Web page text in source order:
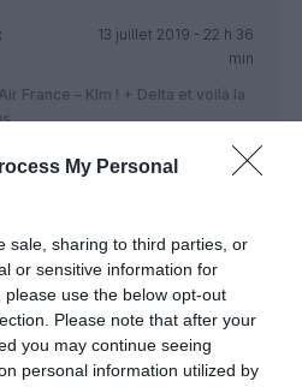
My Personal
sale, sharing to third parties, or
or sensitive information for
use the below opt-out
Please note that after your
you may continue seeing
personal information utilized by
13 juillet 2019 - 22 h 36
min
France – Klm ! + Delta et voilà la
RÉPONDRE
COMMENTAIRE
UN DON